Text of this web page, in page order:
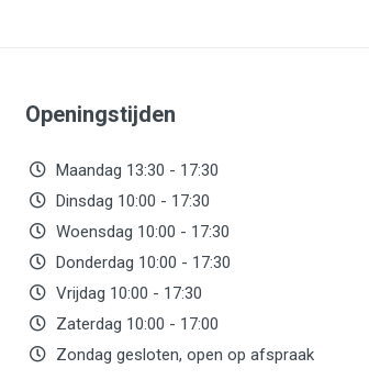
Openingstijden
Maandag 13:30 - 17:30
Dinsdag 10:00 - 17:30
Woensdag 10:00 - 17:30
Donderdag 10:00 - 17:30
Vrijdag 10:00 - 17:30
Zaterdag 10:00 - 17:00
Zondag gesloten, open op afspraak